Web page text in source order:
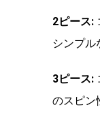
2ピース:
シンプ
3ピース:
のスピン